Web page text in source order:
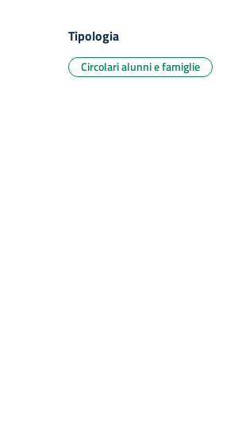
Tipologia
Circolari alunni e famiglie